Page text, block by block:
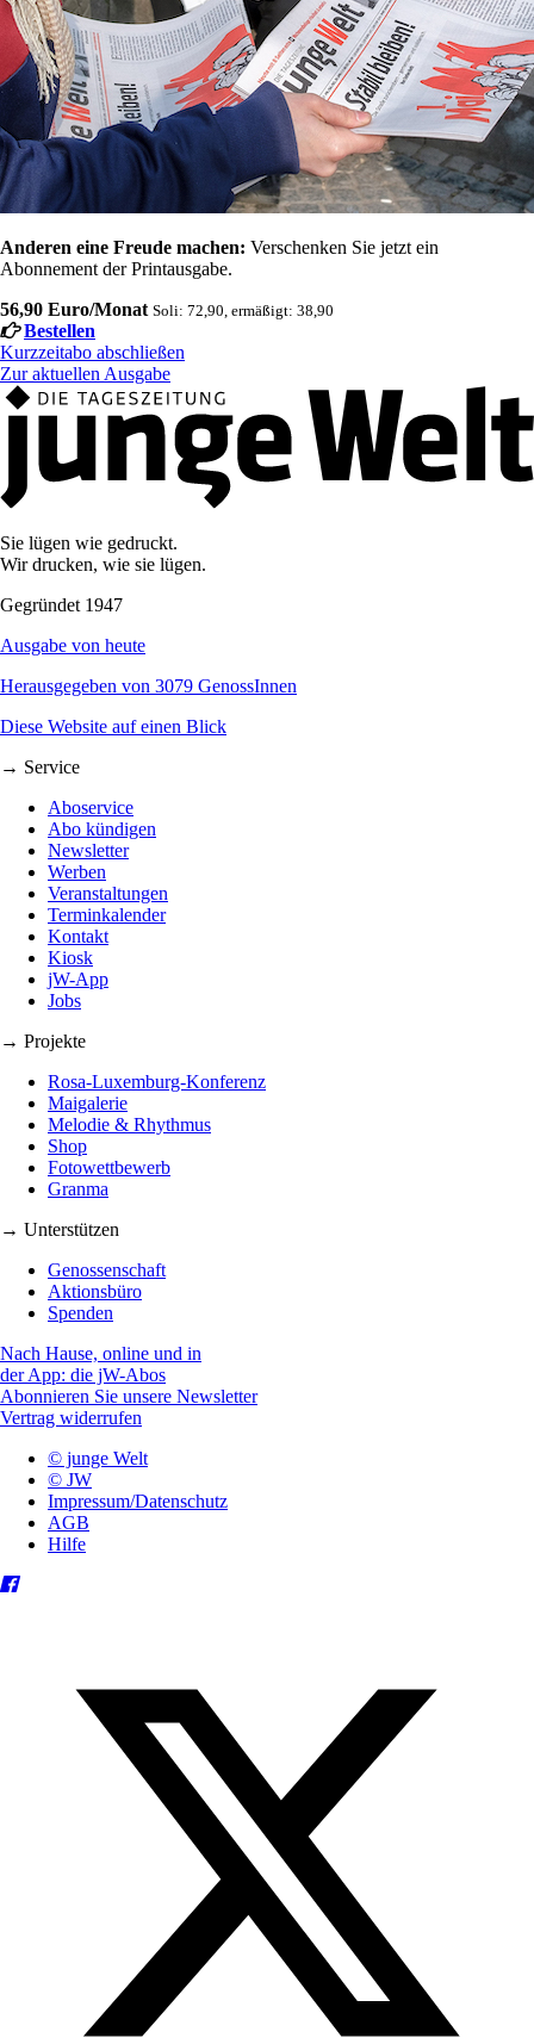
Anderen eine Freude machen: Verschenken Sie jetzt ein
Abonnement der Printausgabe.
56,90 Euro/Monat Soli: 72,90, ermäßigt: 38,90
Bestellen
Kurzzeitabo abschließen
Zur aktuellen Ausgabe
Sie lügen wie gedruckt.
Wir drucken, wie sie lügen.
Gegründet 1947
Ausgabe von heute
Herausgegeben von 3079 GenossInnen
Diese Website auf einen Blick
→ Service
Aboservice
Abo kündigen
Newsletter
Werben
Veranstaltungen
Terminkalender
Kontakt
Kiosk
jW-App
Jobs
→ Projekte
Rosa-Luxemburg-Konferenz
Maigalerie
Melodie & Rhythmus
Shop
Fotowettbewerb
Granma
→ Unterstützen
Genossenschaft
Aktionsbüro
Spenden
Nach Hause, online und in
der App: die jW-Abos
Abonnieren Sie unsere Newsletter
Vertrag widerrufen
© junge Welt
© JW
Impressum/Datenschutz
AGB
Hilfe